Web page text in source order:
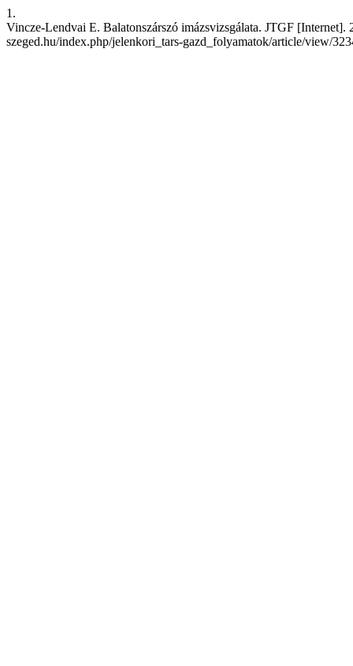
1.
Vincze-Lendvai E. Balatonszárszó imázsvizsgálata. JTGF
szeged.hu/index.php/jelenkori_tars-gazd_folyamatok/article/view/